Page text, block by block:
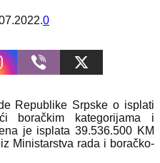
0
Republike Srpske o isplati
boračkim kategorijama i
je isplata 39.536.500 KM
Ministarstva rada i boračko-